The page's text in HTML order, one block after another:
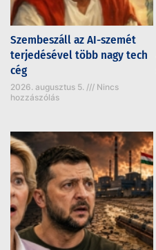
Szembeszáll az AI-szemét
terjedésével több nagy tech
cég
2026. augusztus 5.
Nincs
hozzászólás